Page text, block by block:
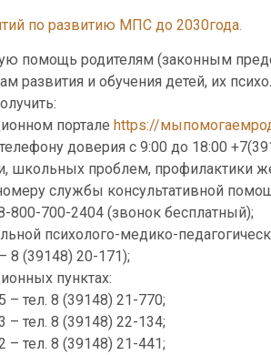
по развитию МПС до 2030года.
помощь родителям (законным
развития и обучения детей, их
портале https://
доверия с 9:00 до 18:00
школьных проблем, профилактики
службы консультативной
800-700-2404 (звонок бесплатный);
психолого-медико-
8 (39148) 20-171);
пунктах:
тел. 8 (39148) 21-770;
тел. 8 (39148) 22-134;
тел. 8 (39148) 21-441;